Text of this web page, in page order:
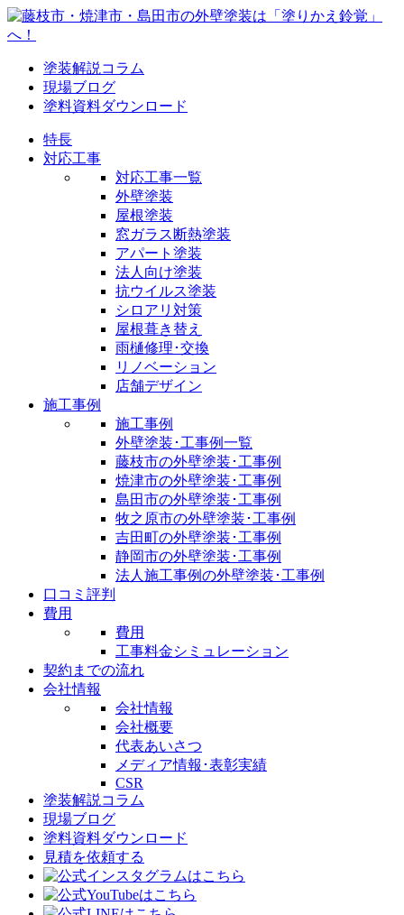
塗装解説コラム
現場ブログ
塗料資料ダウンロード
特長
対応工事
対応工事一覧
外壁塗装
屋根塗装
窓ガラス断熱塗装
アパート塗装
法人向け塗装
抗ウイルス塗装
シロアリ対策
屋根葺き替え
雨樋修理･交換
リノベーション
店舗デザイン
施工事例
施工事例
外壁塗装･工事例一覧
藤枝市の外壁塗装･工事例
焼津市の外壁塗装･工事例
島田市の外壁塗装･工事例
牧之原市の外壁塗装･工事例
吉田町の外壁塗装･工事例
静岡市の外壁塗装･工事例
法人施工事例の外壁塗装･工事例
口コミ評判
費用
費用
工事料金シミュレーション
契約までの流れ
会社情報
会社情報
会社概要
代表あいさつ
メディア情報･表彰実績
CSR
塗装解説コラム
現場ブログ
塗料資料ダウンロード
見積を依頼する